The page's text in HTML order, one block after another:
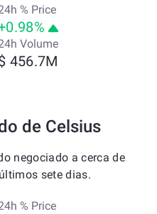
% Price
Volume
456.7M
de Celsius
negociado a cerca de
sete dias.
% Price